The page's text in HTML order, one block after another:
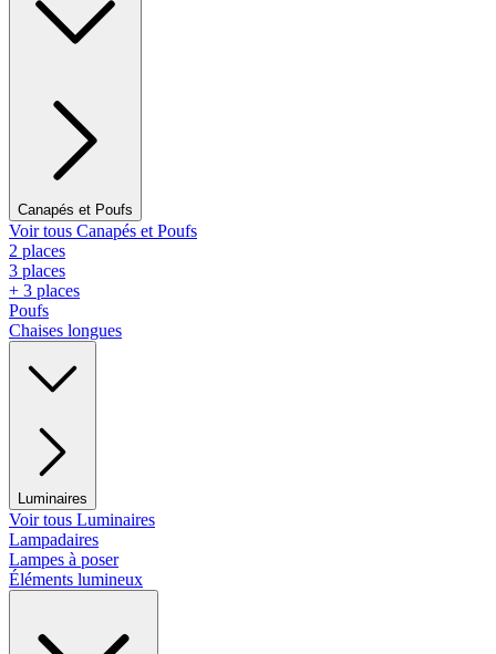
Canapés et Poufs
Voir tous Canapés et Poufs
2 places
3 places
+ 3 places
Poufs
Chaises longues
Luminaires
Voir tous Luminaires
Lampadaires
Lampes à poser
Éléments lumineux